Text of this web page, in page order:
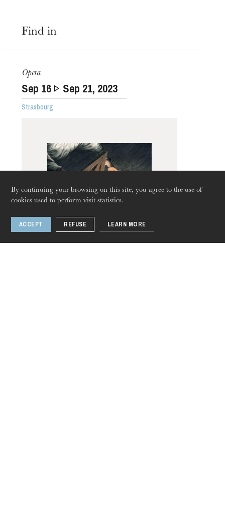
By continuing your browsing on this site, you agree to the use of
cookies used to perform visit statistics.
ACCEPT REFUSE LEARN MORE
House
Find in
Opera
Sep 16 Sep 21, 2023
Strasbourg